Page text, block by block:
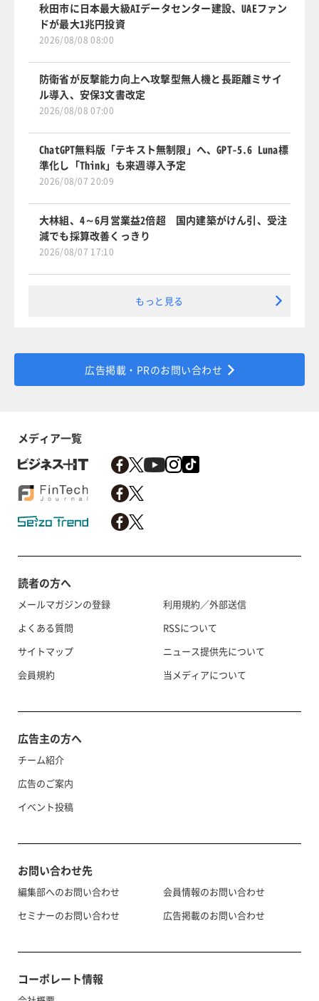
秋田市に日本最大級AIデータセンター建設、UAEファン
ドが最大1兆円投資
2026/08/08 08:00
防衛省が反撃能力向上へ攻撃型無人機と長距離ミサイ
ル導入、安保3文書改定
2026/08/08 07:00
ChatGPT無料版「テキスト無制限」へ、GPT-5.6 Luna標
準化し「Think」も来週導入予定
2026/08/07 20:09
大林組、4～6月営業益2倍超 国内建築がけん引、受注
減でも採算改善くっきり
2026/08/07 17:10
もっと見る
広告掲載・PRのお問い合わせ
メディア一覧
読者の方へ
メールマガジンの登録
よくある質問
サイトマップ
会員規約
利用規約／外部送信
RSSについて
ニュース提供先について
当メディアについて
広告主の方へ
チーム紹介
広告のご案内
イベント投稿
お問い合わせ先
編集部へのお問い合わせ
セミナーのお問い合わせ
会員情報のお問い合わせ
広告掲載のお問い合わせ
コーポレート情報